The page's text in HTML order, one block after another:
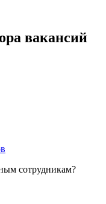
вакансий
сотрудникам?